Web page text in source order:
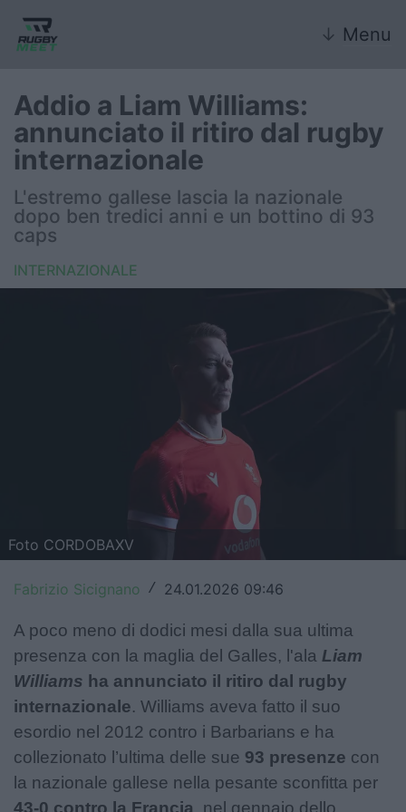
↓ Menu
Nazionale
Nazionali giovanili
Rugby Sevens
FIR
United Rugby Championship
Challenge Cup
World Rugby
Rugby World Cup
Super Rugby
Rugby in TV
Mercato
Serie A Elite
Addio a Liam Williams:
annunciato il ritiro dal rugby
internazionale
L'estremo gallese lascia la nazionale
dopo ben tredici anni e un bottino di 93
caps
INTERNAZIONALE
Foto CORDOBAXV
Fabrizio Sicignano / 24.01.2026 09:46
A poco meno di dodici mesi dalla sua ultima
presenza con la maglia del Galles, l'ala Liam
Williams ha annunciato il ritiro dal rugby
internazionale. Williams aveva fatto il suo
esordio nel 2012 contro i Barbarians e ha
collezionato l’ultima delle sue 93 presenze con
la nazionale gallese nella pesante sconfitta per
43-0 contro la Francia, nel gennaio dello